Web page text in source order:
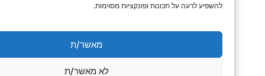
להשפיע לרעה על תכונות ופונקציות מסוימות.
מאשר/ת
לא מאשר/ת